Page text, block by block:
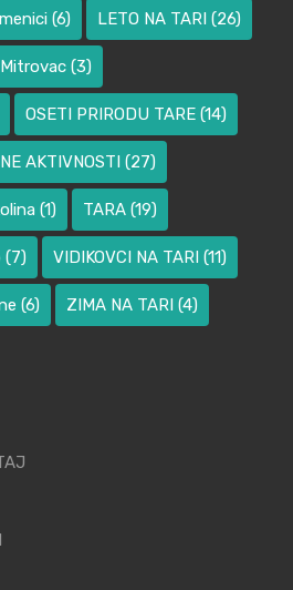
(6) LETO NA TARI (26)
Mitrovac (3)
OSETI PRIRODU TARE (14)
AKTIVNOSTI (27)
(1) TARA (19)
(7) VIDIKOVCI NA TARI (11)
(6) ZIMA NA TARI (4)